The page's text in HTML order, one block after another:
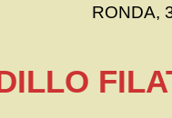
RONDA,